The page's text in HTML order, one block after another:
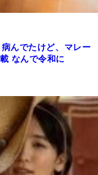
んでたけど、マレー
なんで令和に